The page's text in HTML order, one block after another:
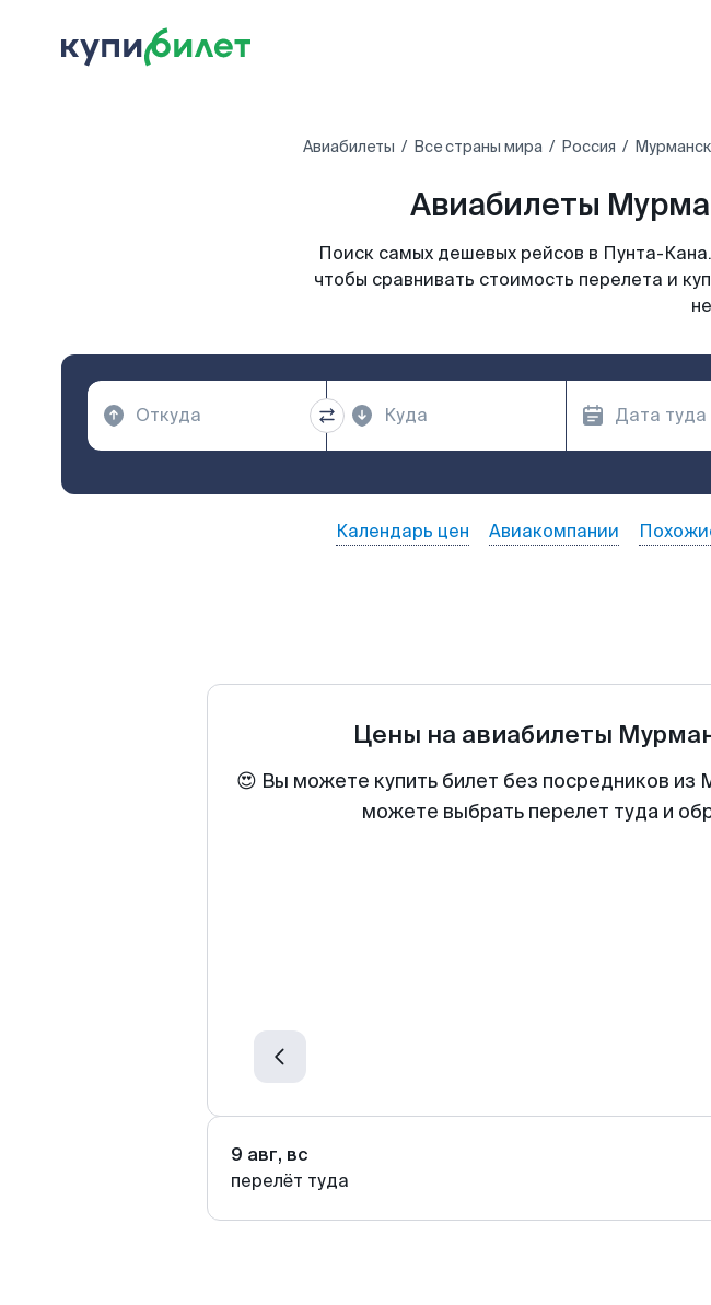
Авиабилеты Все страны мира Россия Мурманск
Авиабилеты
Поиск самых дешевых рейсов в Пунта-
чтобы сравнивать стоимость перелета и
Календарь цен Авиакомпании
Цены на авиабилеты
😍 Вы можете купить билет без посредников
можете выбрать перелет туда и
9 авг, вс
перелёт туда